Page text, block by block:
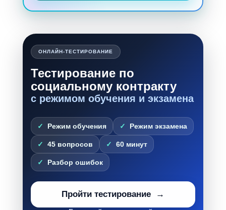
ОНЛАЙН-ТЕСТИРОВАНИЕ
Тестирование по
социальному контракту
с режимом обучения и экзамена
Режим обучения Режим экзамена
45 вопросов 60 минут
Разбор ошибок
Пройти тестирование